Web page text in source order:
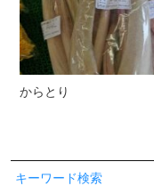
からとり
キーワード検索